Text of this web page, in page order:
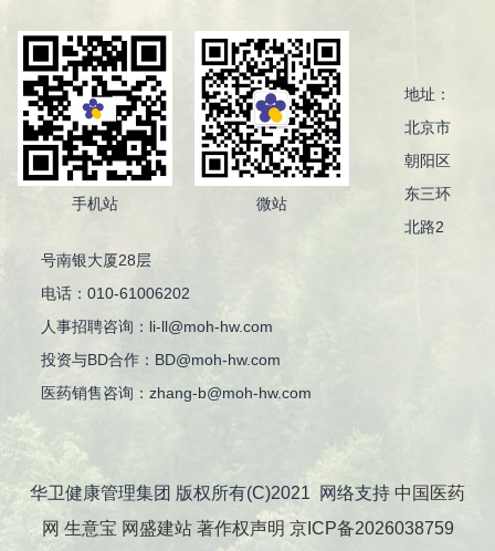
手机站 微站
地址：
北京市
朝阳区
东三环
北路2
号南银大厦28层
电话：010-61006202
人事招聘咨询：li-ll@moh-hw.com
投资与BD合作：BD@moh-hw.com
医药销售咨询：zhang-b@moh-hw.com
华卫健康管理集团 版权所有(C)2021 网络支持 中国医药
网 生意宝 网盛建站 著作权声明 京ICP备2026038759